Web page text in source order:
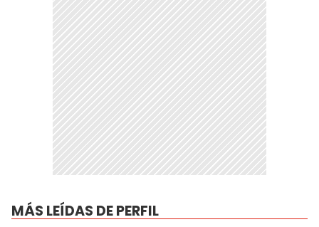
MÁS LEÍDAS DE PERFIL